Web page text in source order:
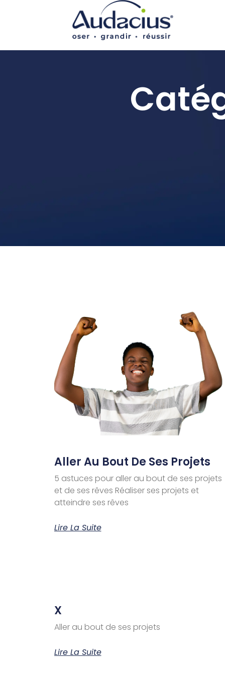
Aller Au Bout De Ses Projets
5 astuces pour aller au bout de ses projets
et de ses rêves Réaliser ses projets et
atteindre ses rêves
Lire La Suite
X
Aller au bout de ses projets
Lire La Suite